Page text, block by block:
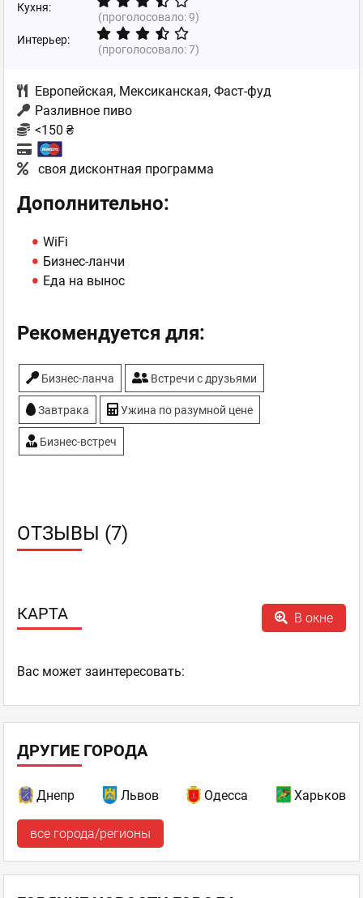
Кухня:
(проголосовало:9)
Интерьер:
(проголосовало:7)
Европейская, Мексиканская, Фаст-фуд
Разливное пиво
<150 ₴
своя дисконтная программа
Дополнительно:
WiFi
Бизнес-ланчи
Еда на вынос
Рекомендуется для:
Бизнес-ланча Встречи с друзьями
Завтрака Ужина по разумной цене
Бизнес-встреч
ОТЗЫВЫ (7)
КАРТА В окне
Ваc может заинтересовать:
ДРУГИЕ ГОРОДА
Днепр Львов Одесса Харьков
все города/регионы